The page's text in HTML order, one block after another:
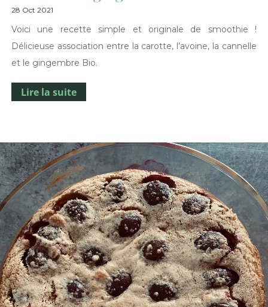
28 Oct 2021
Voici une recette simple et originale de smoothie !
Délicieuse association entre la carotte, l’avoine, la cannelle
et le gingembre Bio.
Lire la suite